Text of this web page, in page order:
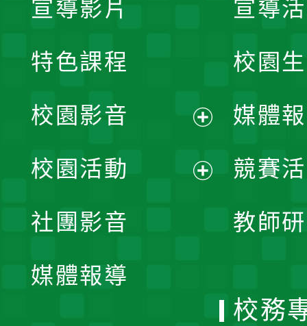
宣導
校園
媒體
競賽
教師
宣導影片
特色課程
校園影音
開
校園活動
社團影音
媒體報導
校務